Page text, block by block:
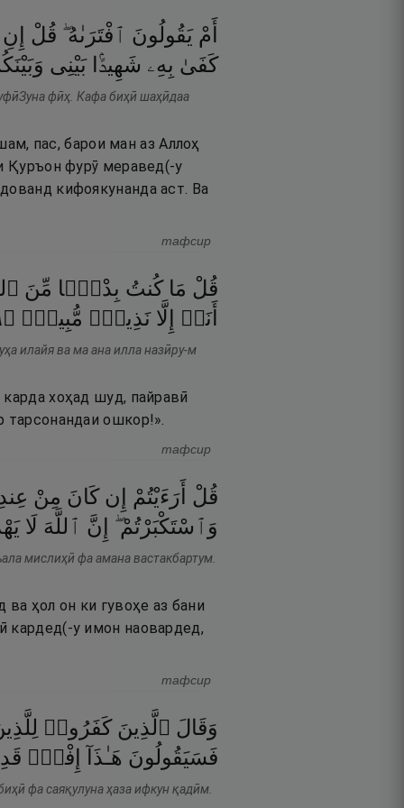
أَمْ يَقُولُونَ ٱفْتَرَىٰهُ ۖ قُلْ إِنِ
كَفَىٰ بِهِۦ شَهِيدًۢا بَيْنِى
фӣҳ. Кафа биҳӣ шаҳӣдаа
пас, барои ман аз Аллоҳ
Қуръон фурӯ меравед(-у
кифоякунанда аст. Ва
тафсир
قُلْ مَا كُنتُ بِدْعًۭا مِّنَ
أَنَا۠
إِلَّا نَذِيرٌۭ مُّبِينٌۭ ۝
илайя ва ма ана илла назӣру-м
хоҳад шуд, пайравӣ
тарсонандаи ошкор!».
тафсир
قُلْ أَرَءَيْتُمْ إِن كَانَ مِنْ
وَٱسْتَكْبَرْتُمْ ۖ
إِنَّ ٱللَّهَ لَا
мислиҳӣ фа амана вастакбартум.
ҳол он ки гувоҳе аз бани
кардед(-у имон наовардед,
тафсир
وَقَالَ ٱلَّذِينَ كَفَرُوا۟
فَسَيَقُولُونَ هَـٰذَآ إِفْكٌۭ
фа саяқулуна ҳаза ифкун қадӣм.